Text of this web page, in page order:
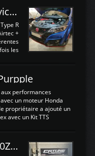
de la large bande
sweeney deepfake
sera connectée sur
GndAN pour
car l'information est une
variable d'un
le ...
Préparation Honda Civic Type R FK2
R
+
les
ou le
Une
sur le
fois
...
aux performances
un moteur Honda
propriétaire a ajouté un
avec un Kit TTS
de son moteur:
ajouté. 300Cv sans
Préparation Nissan 240Z SR20DET